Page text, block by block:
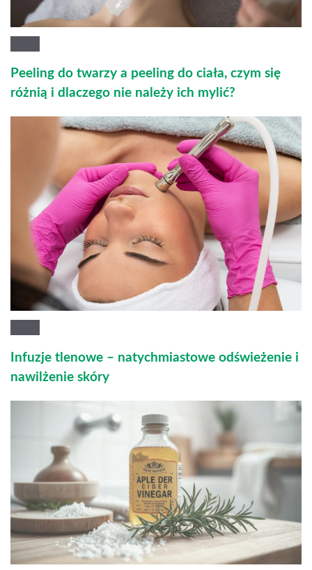
Peeling do twarzy a peeling do ciała, czym się
różnią i dlaczego nie należy ich mylić?
Infuzje tlenowe – natychmiastowe odświeżenie i
nawilżenie skóry